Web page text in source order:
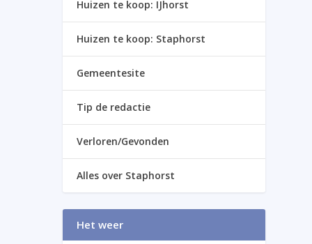
Huizen te koop: IJhorst
Huizen te koop: Staphorst
Gemeentesite
Tip de redactie
Verloren/Gevonden
Alles over Staphorst
Het weer